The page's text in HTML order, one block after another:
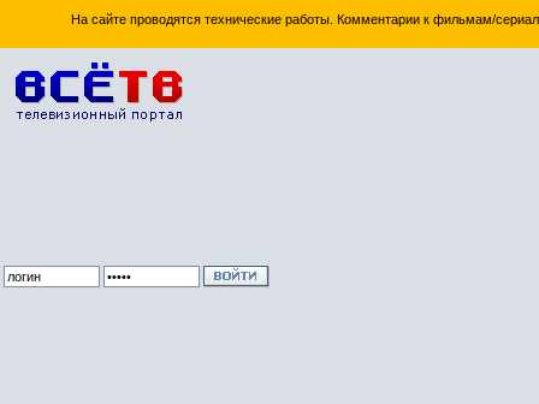
На сайте проводятся технические работы. Комментарии к фильмам/